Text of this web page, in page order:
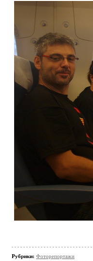
Рубрики: Фоторепортажи